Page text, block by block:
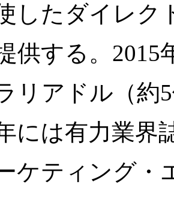
したダイレク
供する。2015
リアドル（約
には有力業界
ケティング